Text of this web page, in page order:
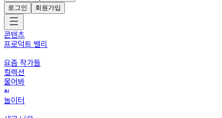
로그인
회원가입
콘텐츠
프로덕트 밸리
요즘 작가들
컬렉션
물어봐
놀이터